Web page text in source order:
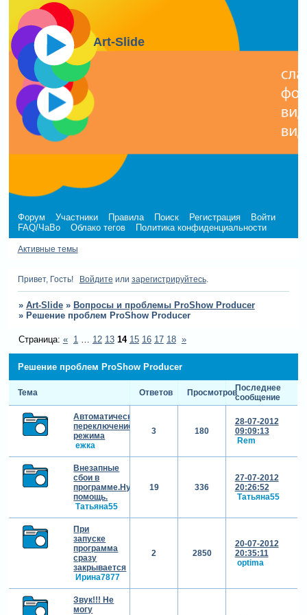
Art-Slide
Форум Участники Правила Поиск Регистрация
Войти
FAQ/ЧаВо
Облако тегов Политика конфиденциальности
Активные темы
Привет, Гость! Войдите или зарегистрируйтесь.
» Art-Slide » Вопросы и проблемы ProShow Producer
» Решение проблем ProShow Producer
Решение проблем ProShow Producer
Страница: « 1 … 12 13 14 15 16 17 18 »
Тема Ответов ПросмотровПоследнее
сообщение
Автоматическое
переключение
режима
ежка
3 180
28-07-2012
09:09:13
Rem
Внезапные
сбои в
программе.Нужна
помощь.
Татьяна55
19 336
27-07-2012
20:26:52
Татьяна55
При
запуске
программа
сразу
закрывается
Ирина7877
2 2850
20-07-2012
20:35:11
optima
Звук!!! Не
могу